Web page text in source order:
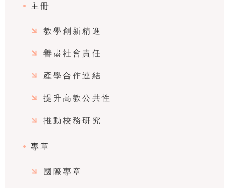
主冊
教學創新精進
善盡社會責任
產學合作連結
提升高教公共性
推動校務研究
專章
國際專章